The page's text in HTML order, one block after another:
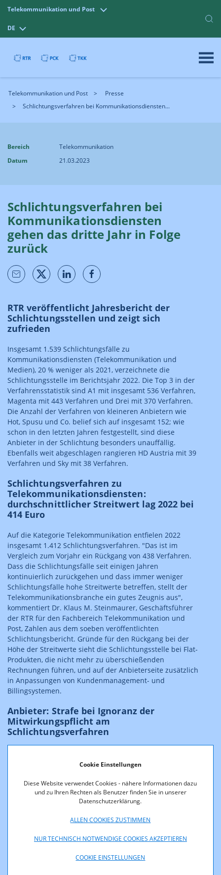
Cookie Einstellungen
Diese Website verwendet Cookies - nähere Informationen dazu
und zu Ihren Rechten als Benutzer finden Sie in unserer
Datenschutzerklärung.
ALLEN COOKIES ZUSTIMMEN
NUR TECHNISCH NOTWENDIGE COOKIES AKZEPTIEREN
COOKIE EINSTELLUNGEN
Telekommunikation und Post
DE
Telekommunikation und Post
Presse
Schlichtungsverfahren bei Kommunikationsdiensten...
Bereich
Telekommunikation
Datum
21.03.2023
Schlichtungsverfahren bei
Kommunikationsdiensten
gehen das dritte Jahr in Folge
zurück
RTR veröffentlicht Jahresbericht der
Schlichtungsstellen und zeigt sich
zufrieden
Insgesamt 1.539 Schlichtungsfälle zu
Kommunikationsdiensten (Telekommunikation und
Medien), 20 % weniger als 2021, verzeichnete die
Schlichtungsstelle im Berichtsjahr 2022. Die Top 3 in der
Verfahrensstatistik sind A1 mit insgesamt 536 Verfahren,
Magenta mit 443 Verfahren und Drei mit 370 Verfahren.
Die Anzahl der Verfahren von kleineren Anbietern wie
Hot, Spusu und Co. belief sich auf insgesamt 152; wie
schon in den letzten Jahren festgestellt, sind diese
Anbieter in der Schlichtung besonders unauffällig.
Ebenfalls weit abgeschlagen rangieren HD Austria mit 39
Verfahren und Sky mit 38 Verfahren.
Schlichtungsverfahren zu
Telekommunikationsdiensten:
durchschnittlicher Streitwert lag 2022 bei
414 Euro
Auf die Kategorie Telekommunikation entfielen 2022
insgesamt 1.412 Schlichtungsverfahren. "Das ist im
Vergleich zum Vorjahr ein Rückgang von 438 Verfahren.
Dass die Schlichtungsfälle seit einigen Jahren
kontinuierlich zurückgehen und dass immer weniger
Schlichtungsfälle hohe Streitwerte betreffen, stellt der
Telekommunikationsbranche ein gutes Zeugnis aus",
kommentiert Dr. Klaus M. Steinmaurer, Geschäftsführer
der RTR für den Fachbereich Telekommunikation und
Post, Zahlen aus dem soeben veröffentlichten
Schlichtungsbericht. Gründe für den Rückgang bei der
Höhe der Streitwerte sieht die Schlichtungsstelle bei Flat-
Produkten, die nicht mehr zu überschießenden
Rechnungen führen, und auf der Anbieterseite zusätzlich
in Anpassungen von Kundenmanagement- und
Billingsystemen.
Anbieter: Strafe bei Ignoranz der
Mitwirkungspflicht am
Schlichtungsverfahren
Anbietern und deren Einigungsbereitschaft. "In 76 % der
informiert Steinmaurer. "Leider gab es unter den
Anbietern ein schwarzes Schaf, das sich trotz
mehrmaliger Aufforderung unsererseits jüngst der
Anbieter vom Fernmeldebüro zu einer Verwaltungsstrafe
verdonnert."
Medienschlichtung auf niedrigem Niveau